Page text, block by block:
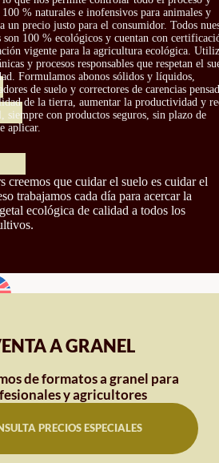
% naturales e inofensivos para animales y
un precio justo para el consumidor. Todos
son 100 % ecológicos y cuentan con
vigente para la agricultura ecológica.
y procesos responsables que respetan el
Formulamos abonos sólidos y líquidos,
de suelo y correctores de carencias
de la tierra, aumentar la productividad y
siempre con productos seguros, sin plazo de
aplicar.
creemos que cuidar el suelo es cuidar el
trabajamos cada día para acercar la
ecológica de calidad a todos los
A GRANEL
de formatos a granel para
y agricultores
PRECIOS ESPECIALES